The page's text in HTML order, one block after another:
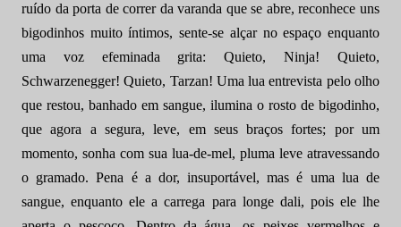
ruído da porta de correr da varanda que se abre, reconhece uns
bigodinhos muito íntimos, sente-se alçar no espaço enquanto
uma voz efeminada grita: Quieto, Ninja! Quieto,
Schwarzenegger! Quieto, Tarzan! Uma lua entrevista pelo olho
que restou, banhado em sangue, ilumina o rosto de bigodinho,
que agora a segura, leve, em seus braços fortes; por um
momento, sonha com sua lua-de-mel, pluma leve atravessando
o gramado. Pena é a dor, insuportável, mas é uma lua de
sangue, enquanto ele a carrega para longe dali, pois ele lhe